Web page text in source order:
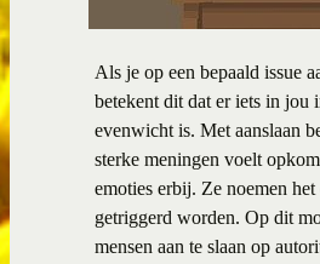
Als je op een bepaald issue
betekent dit dat er iets in jou
evenwicht is. Met aanslaan
sterke meningen voelt
emoties erbij. Ze noemen
getriggerd worden. Op dit
mensen aan te slaan op